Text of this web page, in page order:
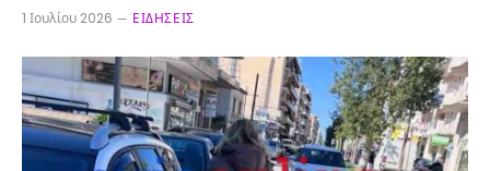
1 Ιουλίου 2026 ΕΙΔΉΣΕΙΣ